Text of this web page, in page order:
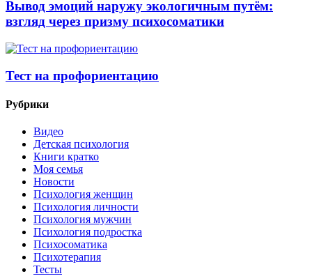
Вывод эмоций наружу экологичным путём:
взгляд через призму психосоматики
Тест на профориентацию
Рубрики
Видео
Детская психология
Книги кратко
Моя семья
Новости
Психология женщин
Психология личности
Психология мужчин
Психология подростка
Психосоматика
Психотерапия
Тесты